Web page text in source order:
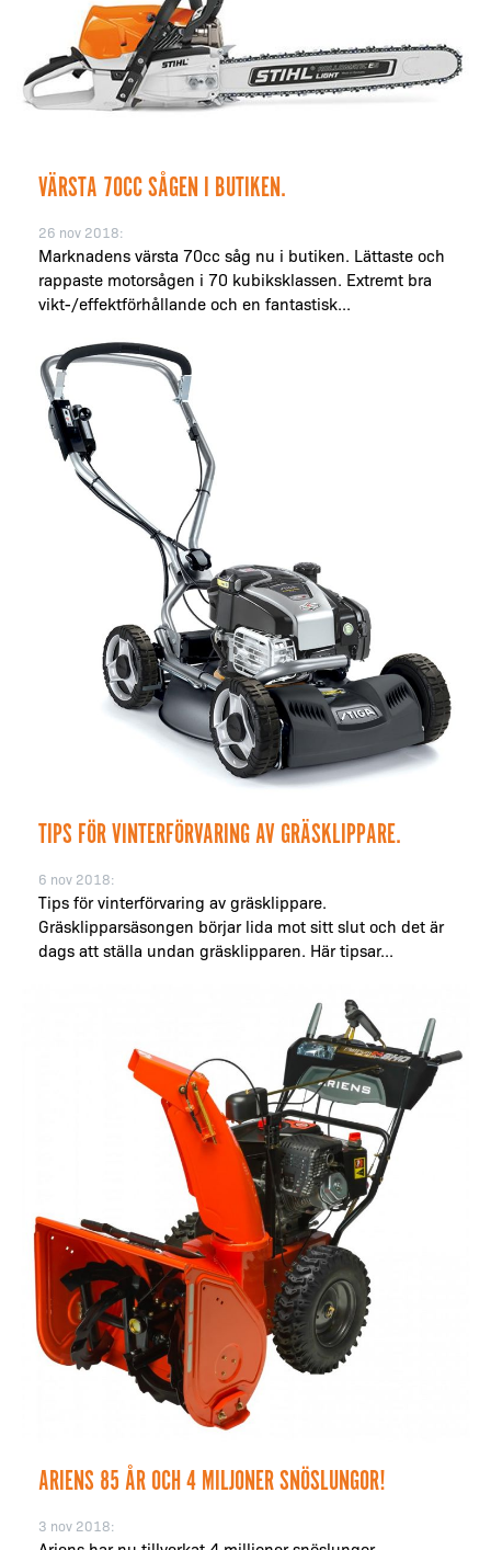
VÄRSTA 70CC SÅGEN I BUTIKEN.
26 nov 2018:
Marknadens värsta 70cc såg nu i butiken. Lättaste och
rappaste motorsågen i 70 kubiksklassen. Extremt bra
vikt-/effektförhållande och en fantastisk...
TIPS FÖR VINTERFÖRVARING AV GRÄSKLIPPARE.
6 nov 2018:
Tips för vinterförvaring av gräsklippare.
Gräsklipparsäsongen börjar lida mot sitt slut och det är
dags att ställa undan gräsklipparen. Här tipsar...
ARIENS 85 ÅR OCH 4 MILJONER SNÖSLUNGOR!
3 nov 2018: